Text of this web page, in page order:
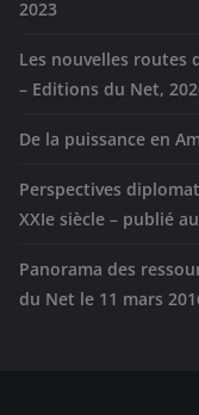
2023
Les nouvelles routes
– Editions du Net,
De la puissance en
Perspectives
XXIe siècle – publié
Panorama des
du Net le 11 mars